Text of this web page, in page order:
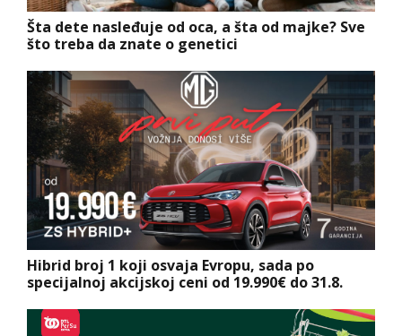
Šta dete nasleđuje od oca, a šta od majke? Sve
što treba da znate o genetici
Hibrid broj 1 koji osvaja Evropu, sada po
specijalnoj akcijskoj ceni od 19.990€ do 31.8.